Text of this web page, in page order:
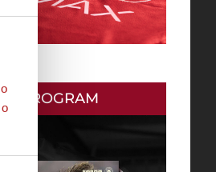
PROGRAM